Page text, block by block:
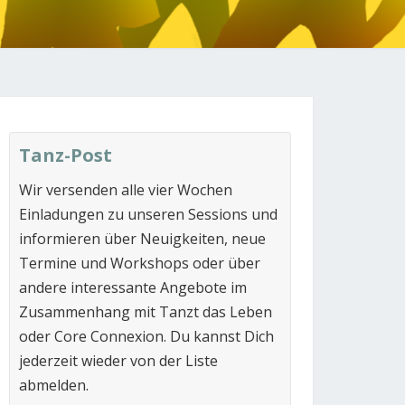
Tanz-Post
Wir versenden alle vier Wochen
Einladungen zu unseren Sessions und
informieren über Neuigkeiten, neue
Termine und Workshops oder über
andere interessante Angebote im
Zusammenhang mit Tanzt das Leben
oder Core Connexion. Du kannst Dich
jederzeit wieder von der Liste
abmelden.